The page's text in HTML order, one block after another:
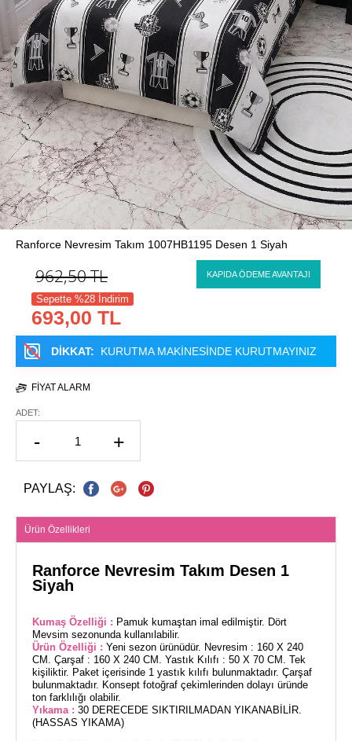
Ranforce Nevresim Takım 1007HB1195 Desen 1 Siyah
962,50TL KAPIDA ÖDEME AVANTAJI
Sepette %28 İndirim
693,00 TL
DİKKAT: KURUTMA MAKİNESİNDE KURUTMAYINIZ
FIYAT ALARM
ADET:
- +
PAYLAŞ:
Ürün Özellikleri
Ranforce Nevresim Takım Desen 1
Siyah
Kumaş Özelliği : Pamuk kumaştan imal edilmiştir. Dört
Mevsim sezonunda kullanılabilir.
Ürün Özelliği : Yeni sezon ürünüdür. Nevresim : 160 X 240
CM. Çarşaf : 160 X 240 CM. Yastık Kılıfı : 50 X 70 CM. Tek
kişiliktir. Paket içerisinde 1 yastık kılıfı bulunmaktadır. Çarşaf
bulunmaktadır. Konsept fotoğraf çekimlerinden dolayı üründe
ton farklılığı olabilir.
Yıkama : 30 DERECEDE SIKTIRILMADAN YIKANABİLİR.
(HASSAS YIKAMA)